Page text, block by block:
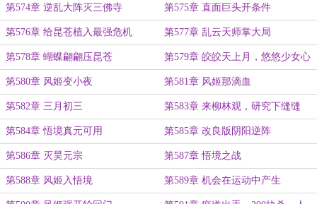
第574章 逆乱大阵灭三佛寺 第575章 直面巨头开条件
第576章 给昆苍植入最强危机 第577章 乱云天师掌大局
第578章 蝴蝶翩翩压昆苍 第579章 皎皎天上月，悠悠少女心
第580章 风姬变小夜 第581章 风姬那滴血
第582章 三月初三 第583章 来柳林观，研究下缝缝
第584章 悟境真元可用 第585章 改良版阴阳逆阵
第586章 灭昊元宗 第587章 悟境之战
第588章 风姬入悟境 第589章 机会在运动中产生